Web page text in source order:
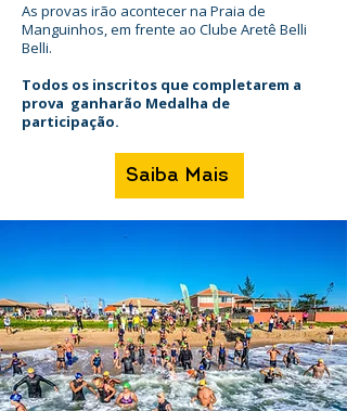
As provas irão acontecer na Praia de
Manguinhos, em frente ao Clube Aretê Belli
Belli.
Todos os inscritos que completarem a
prova ganharão Medalha de
participação.
Saiba Mais